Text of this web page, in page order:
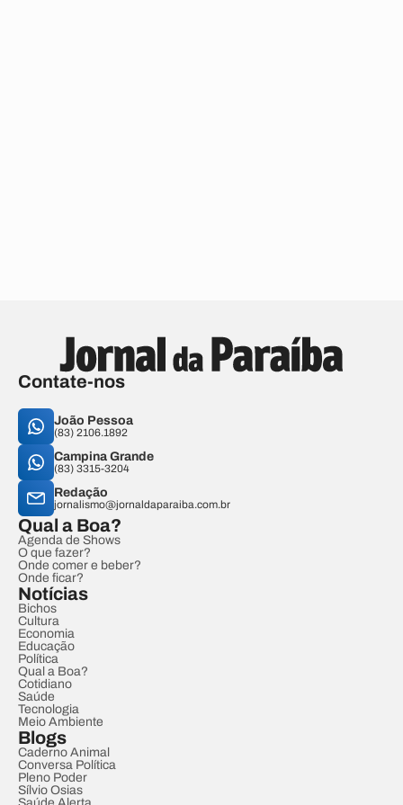
Contate-nos
João Pessoa
(83) 2106.1892
Campina Grande
(83) 3315-3204
Redação
jornalismo@jornaldaparaiba.com.br
Qual a Boa?
Agenda de Shows
O que fazer?
Onde comer e beber?
Onde ficar?
Notícias
Bichos
Cultura
Economia
Educação
Política
Qual a Boa?
Cotidiano
Saúde
Tecnologia
Meio Ambiente
Blogs
Caderno Animal
Conversa Política
Pleno Poder
Sílvio Osias